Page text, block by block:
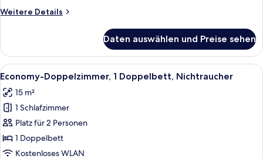
Weitere Details
Weitere
Einzelzimmer,
Nichtraucher
Daten auswählen und Preise sehen
Alle
Fotos
für
Economy-
Doppelzimmer,
1
Doppelbett,
Ein modernes Hotelzimmer mit
4
Economy-Doppelzimmer, 1 Doppelbett, Nichtraucher
15 m²
1 Schlafzimmer
Platz für 2 Personen
1 Doppelbett
Kostenloses WLAN